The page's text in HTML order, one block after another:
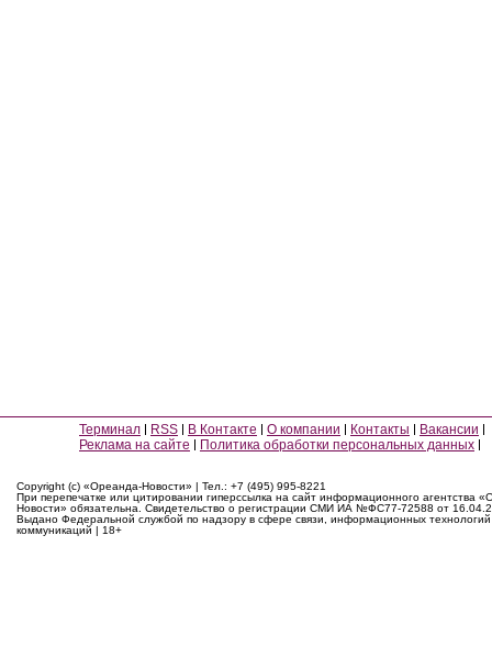
Терминал RSS В Контакте О компании Контакты
Вакансии
Реклама на сайте
Политика обработки персональных данных
Copyright (c) «Ореанда-Новости» | Тел.: +7 (495) 995-8221
При перепечатке или цитировании гиперссылка на сайт информационного агентства
Новости» обязательна. Свидетельство о регистрации СМИ ИА №ФС77-72588 от
Выдано Федеральной службой по надзору в сфере связи, информационных
коммуникаций | 18+